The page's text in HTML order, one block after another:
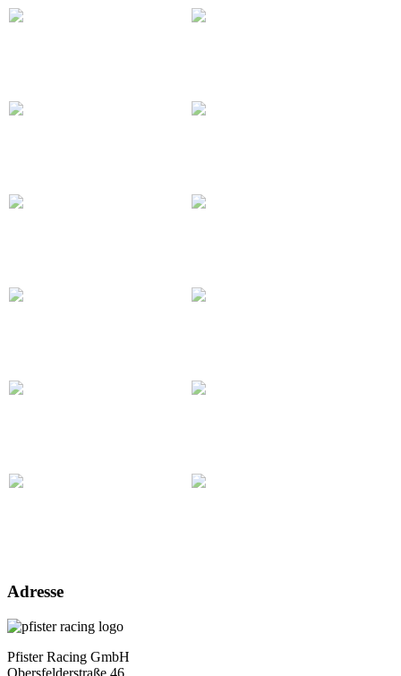
Adresse
Pfister Racing GmbH
Obersfelderstraße 46